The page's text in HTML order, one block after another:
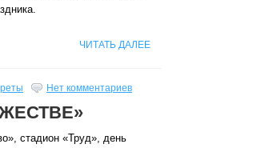
ЧИТАТЬ ДАЛЕЕ
Нет комментариев
стадион «Труд», день